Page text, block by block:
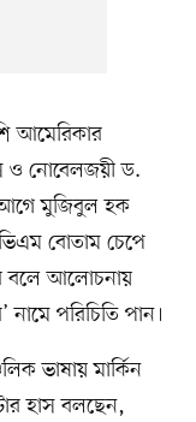
আমেরিকার
ও নোবেলজয়ী ড.
আগে মুজিবুল হক
বোতাম চেপে
বলে আলোচনায়
পরিচিতি পান।
ভাষায় মার্কিন
হাস বলছেন,